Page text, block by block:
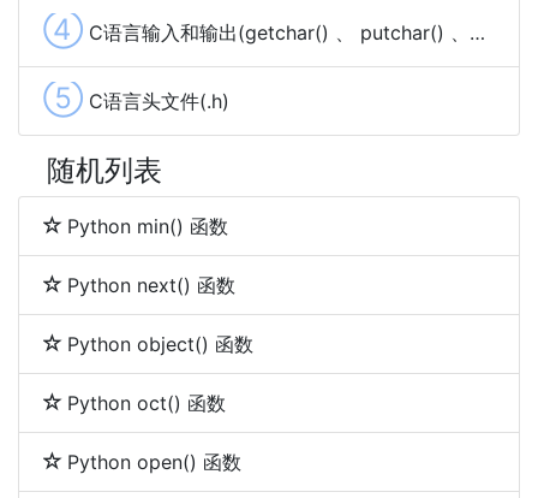
④ C语言输入和输出(getchar() 、 putchar() 、gets() 、 puts()、scanf() 、printf())
⑤ C语言头文件(.h)
随机列表
Python min() 函数
Python next() 函数
Python object() 函数
Python oct() 函数
Python open() 函数